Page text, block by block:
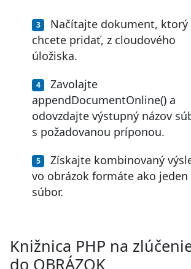
Načítajte dokument, ktorý
chcete pridať, z cloudového
úložiska.
Zavolajte
appendDocumentOnline() a
odovzdajte výstupný názov
s požadovanou príponou.
Získajte kombinovaný
vo obrázok formáte ako jeden
súbor.
Knižnica PHP na
do OBRÁZOK